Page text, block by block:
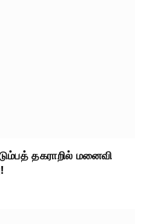
தகராறில் மனைவி